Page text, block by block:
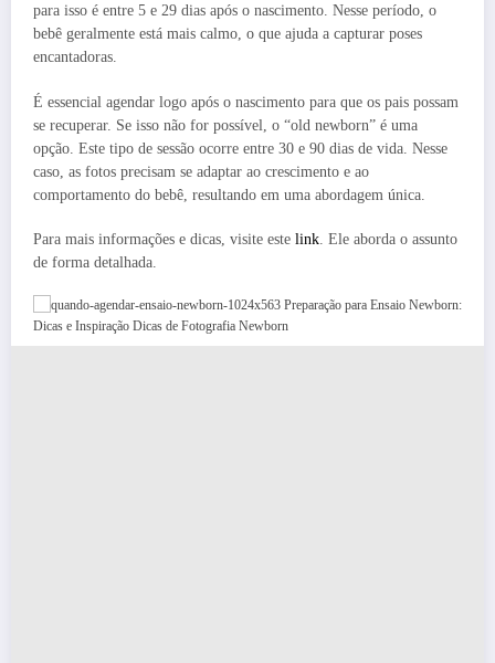
para isso é entre 5 e 29 dias após o nascimento. Nesse período, o
bebê geralmente está mais calmo, o que ajuda a capturar poses
encantadoras.
É essencial agendar logo após o nascimento para que os pais possam
se recuperar. Se isso não for possível, o “old newborn” é uma
opção. Este tipo de sessão ocorre entre 30 e 90 dias de vida. Nesse
caso, as fotos precisam se adaptar ao crescimento e ao
comportamento do bebê, resultando em uma abordagem única.
Para mais informações e dicas, visite este link . Ele aborda o assunto
de forma detalhada.